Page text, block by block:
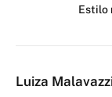
Estilo
Luiza